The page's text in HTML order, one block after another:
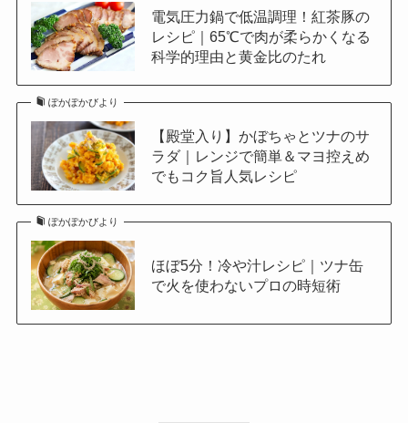
電気圧力鍋で低温調理！紅茶豚の
レシピ｜65℃で肉が柔らかくなる
科学的理由と黄金比のたれ
ぽかぽかびより
【殿堂入り】かぼちゃとツナのサ
ラダ｜レンジで簡単＆マヨ控えめ
でもコク旨人気レシピ
ぽかぽかびより
ほぼ5分！冷や汁レシピ｜ツナ缶
で火を使わないプロの時短術